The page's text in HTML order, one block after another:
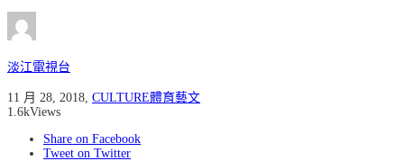
淡江電視台
11 月 28, 2018 CULTURE體育藝文
1.6kViews
Share on Facebook
Tweet on Twitter